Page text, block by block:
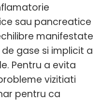
sau pancreatice
manifestate
gase si implicit a
Pentru a evita
vizitiati
pentru ca